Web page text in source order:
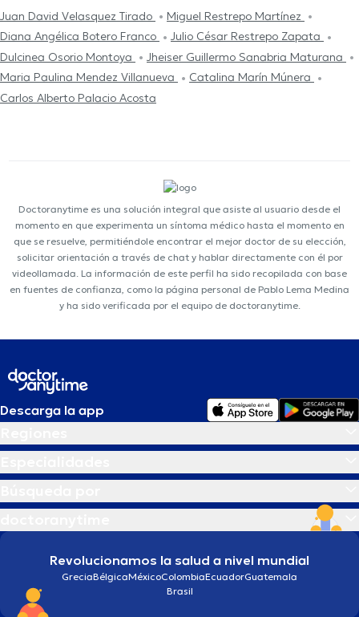
Juan David Velasquez Tirado
Miguel Restrepo Martínez
Diana Angélica Botero Franco
Julio César Restrepo Zapata
Dulcinea Osorio Montoya
Jheiser Guillermo Sanabria Maturana
Maria Paulina Mendez Villanueva
Catalina Marín Múnera
Carlos Alberto Palacio Acosta
Doctoranytime es una solución integral que asiste al usuario desde el
momento en que experimenta un síntoma médico hasta el momento en
que se resuelve, permitiéndole encontrar el mejor doctor de su elección,
solicitar orientación a través de chat y hablar directamente con él por
videollamada. La información de este perfil ha sido recopilada con base
en fuentes de confianza, como la página personal de Pablo Lema Medina
y ha sido verificada por el equipo de doctoranytime.
Descarga la app
Revolucionamos la salud a nivel mundial
GreciaBélgicaMéxicoColombiaEcuadorGuatemala
Brasil